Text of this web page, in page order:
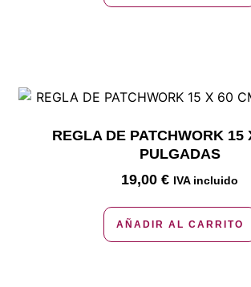
REGLA DE PATCHWORK 15
PULGADAS
19,00 € IVA incluido
AÑADIR AL CARRITO